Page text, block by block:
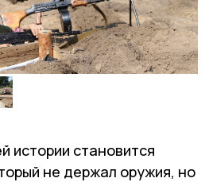
истории становится
не держал оружия, но